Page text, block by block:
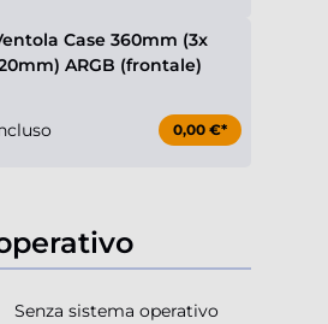
Case 360mm (3x
ARGB (frontale)
0,00 €*
Senza sistema operativo